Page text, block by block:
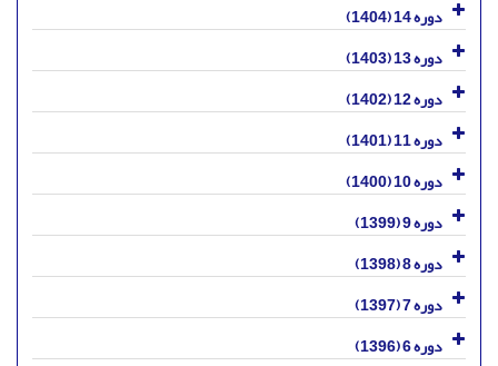
دوره 14 (1404)
دوره 13 (1403)
دوره 12 (1402)
دوره 11 (1401)
دوره 10 (1400)
دوره 9 (1399)
دوره 8 (1398)
دوره 7 (1397)
دوره 6 (1396)